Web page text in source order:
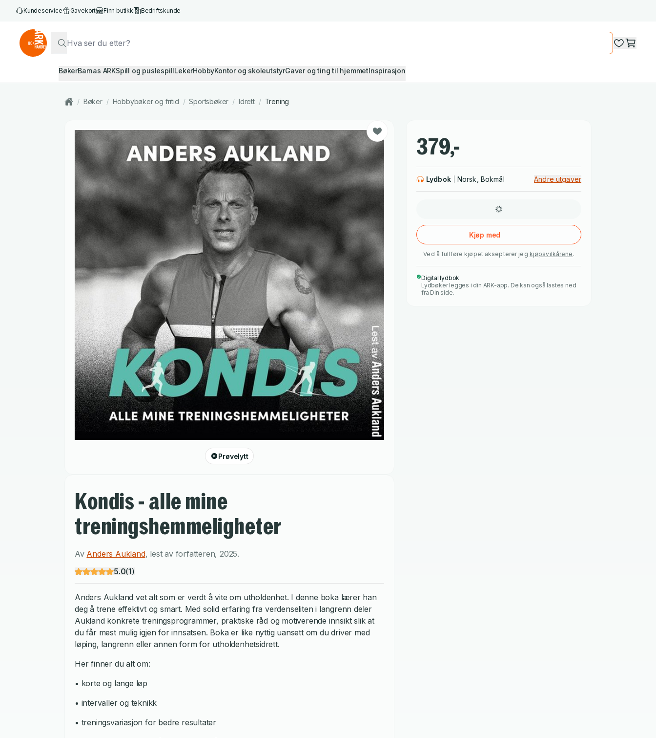
Kundeservice Gavekort Finn butikk Bedriftskunde
BøkerBarnas ARKSpill og puslespillLekerHobbyKontor og skoleutstyrGaver og ting til hjemmetInspirasjon
/ Bøker / Hobbybøker og fritid / Sportsbøker / Idrett / Trening
Prøvelytt
Kondis - alle mine
treningshemmeligheter
Av Anders Aukland, lest av forfatteren,2025.
5.0(1)
Anders Aukland vet alt som er verdt å vite om utholdenhet. I denne boka lærer han
deg å trene effektivt og smart. Med solid erfaring fra verdenseliten i langrenn deler
Aukland konkrete treningsprogrammer, praktiske råd og motiverende innsikt slik at
du får mest mulig igjen for innsatsen. Boka er like nyttig uansett om du driver med
løping, langrenn eller annen form for utholdenhetsidrett.
Her finner du alt om:
• korte og lange løp
• intervaller og teknikk
• treningsvariasjon for bedre resultater
379,-
Lydbok Norsk, Bokmål Andre utgaver
Kjøp med
Ved å fullføre kjøpet aksepterer jeg kjøpsvilkårene .
Digital lydbok
Lydbøker legges i din ARK-app. De kan også lastes ned
fra Din side.